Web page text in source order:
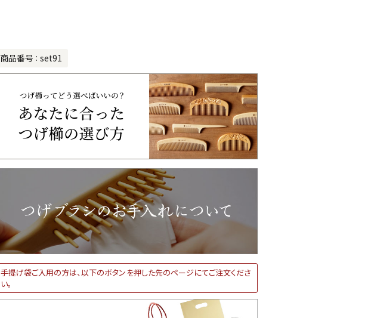
商品番号 set91
手提げ袋ご入用の方は、以下のボタンを押した先のページにてご注文くださ
い。